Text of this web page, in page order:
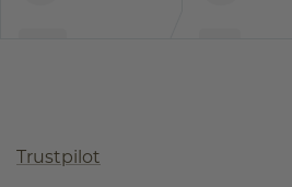
Trustpilot